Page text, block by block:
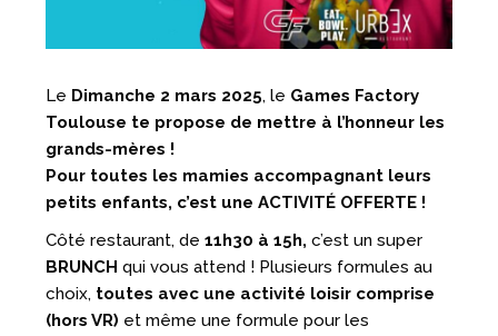
Le Dimanche 2 mars 2025, le Games Factory
Toulouse te propose de mettre à l’honneur les
grands-mères !
Pour toutes les mamies accompagnant leurs
petits enfants, c’est une ACTIVITÉ OFFERTE !
Côté restaurant, de11h30 à 15h, c’est un super
BRUNCH qui vous attend ! Plusieurs formules au
choix, toutes avec une activité loisir comprise
(hors VR) et même une formule pour les